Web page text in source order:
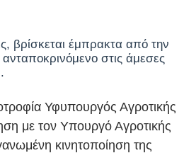
βρίσκεται έμπρακτα από την
στις άμεσες
Υφυπουργός Αγροτικής
με τον Υπουργό Αγροτικής
κινητοποίηση της